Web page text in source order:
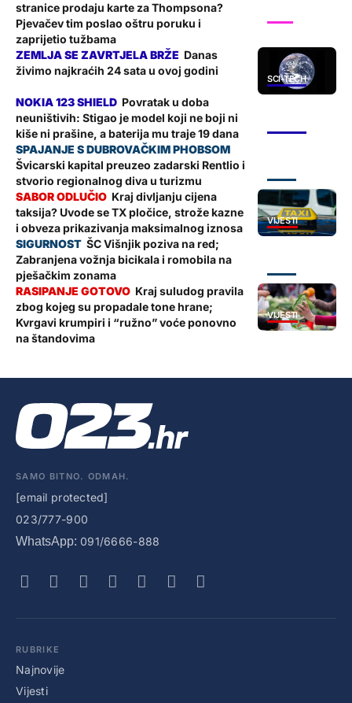
stranice prodaju karte za Thompsona?
Pjevačev tim poslao oštru poruku i
zaprijetio tužbama
SCI-TECH
Danas
živimo najkraćih 24 sata u ovoj godini
Povratak u doba
neuništivih: Stigao je model koji ne boji ni
kiše ni prašine, a baterija mu traje 19 dana
Švicarski kapital preuzeo zadarski Rentlio i
stvorio regionalnog diva u turizmu
VIJESTI
Kraj divljanju cijena
taksija? Uvode se TX pločice, strože kazne
i obveza prikazivanja maksimalnog iznosa
ŠC Višnjik poziva na red;
Zabranjena vožnja bicikala i romobila na
pješačkim zonama
VIJESTI
Kraj suludog pravila
zbog kojeg su propadale tone hrane;
Kvrgavi krumpiri i “ružno” voće ponovno
na štandovima
SAMO BITNO. ODMAH.
[email protected]
023/777-900
WhatsApp: 091/6666-888
RUBRIKE
Najnovije
Vijesti